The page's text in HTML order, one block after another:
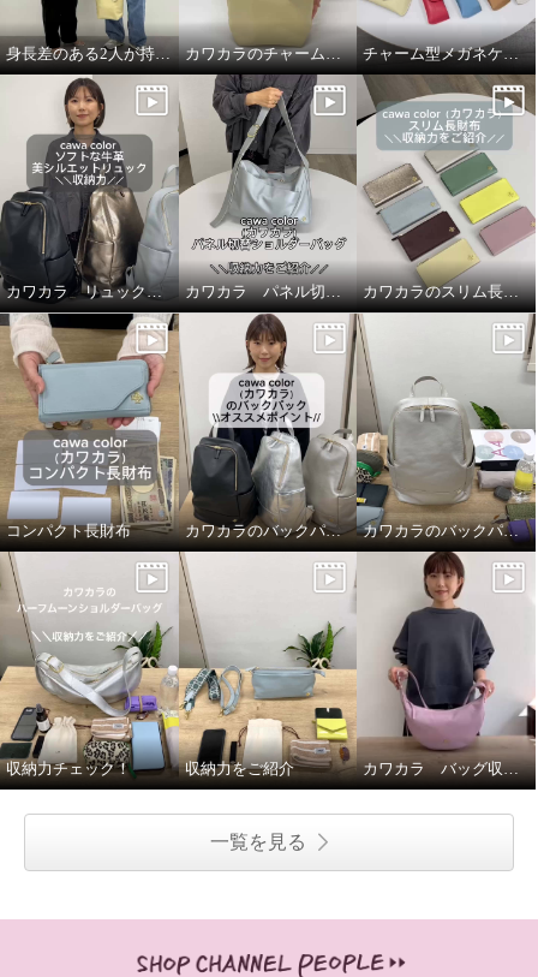
身長差のある2人が持ってみました！ カワカラのチャーム付きトートバッグのアレンジ紹介 チャーム型メガネケースの使い方動画
カワカラ リュックの収納力をご紹介 カワカラ パネル切替ショルダーバッグの収納力 カワカラのスリム長財布のオススメポイント
コンパクト長財布 カワカラのバックパックのオススメポイントをご紹介 カワカラのバックパックの収納力をご紹介！
収納力チェック！ 収納力をご紹介 カワカラ バッグ収納力ご紹介！
一覧を見る